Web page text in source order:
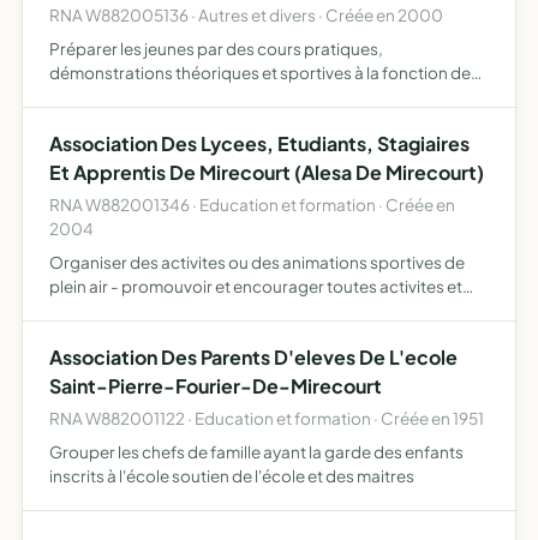
RNA W882005136 · Autres et divers · Créée en 2000
Préparer les jeunes par des cours pratiques,
démonstrations théoriques et sportives à la fonction de
Association Des Lycees, Etudiants, Stagiaires
Et Apprentis De Mirecourt (Alesa De Mirecourt)
RNA W882001346 · Education et formation · Créée en
2004
Organiser des activites ou des animations sportives de
plein air - promouvoir et encourager toutes activites et
Association Des Parents D'eleves De L'ecole
Saint-Pierre-Fourier-De-Mirecourt
RNA W882001122 · Education et formation · Créée en 1951
Grouper les chefs de famille ayant la garde des enfants
inscrits à l'école soutien de l'école et des maitres